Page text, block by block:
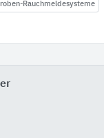
Rauchmeldesysteme